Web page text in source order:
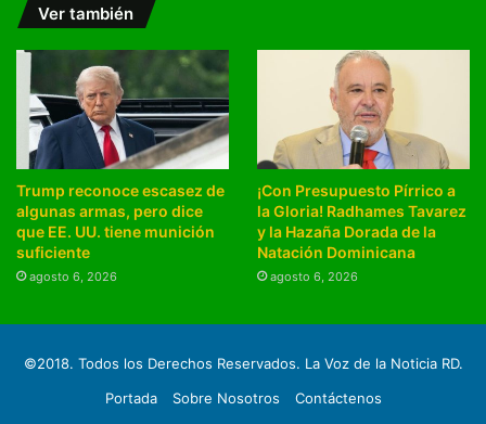
Ver también
Trump reconoce escasez de
algunas armas, pero dice
que EE. UU. tiene munición
suficiente
agosto 6, 2026
¡Con Presupuesto Pírrico a
la Gloria! Radhames Tavarez
y la Hazaña Dorada de la
Natación Dominicana
agosto 6, 2026
©2018. Todos los Derechos Reservados. La Voz de la Noticia RD.
Portada
Sobre Nosotros Contáctenos